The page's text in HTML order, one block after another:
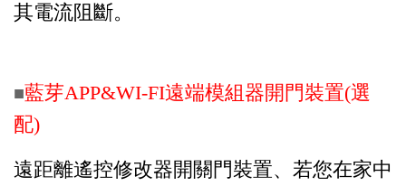
其電流阻斷。
■藍芽APP&WI-FI遠端模組器開門裝置(選
配)
遠距離遙控修改器開關門裝置、若您在家中